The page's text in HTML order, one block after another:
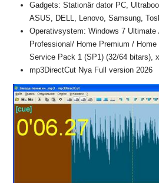
Gadgets: Stationär dator PC,
ASUS, DELL, Lenovo, Samsung,
Operativsystem: Windows 7 Ultimate
Professional/ Home Premium /
Service Pack 1 (SP1) (32/64 bitars),
mp3DirectCut Nya Full version 2026